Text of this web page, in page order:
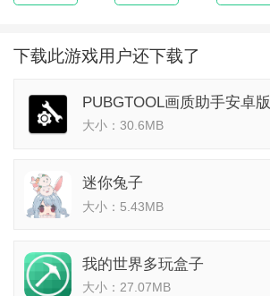
下载此游戏用户还下载了
PUBGTOOL画质助手安卓版
大小：30.6MB
迷你兔子
大小：5.43MB
我的世界多玩盒子
大小：27.07MB